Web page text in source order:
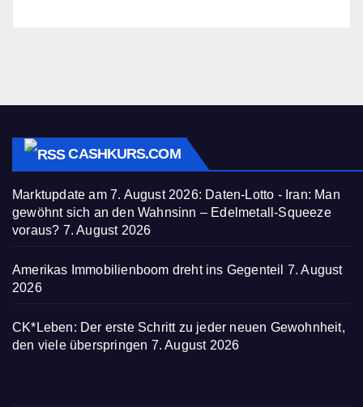
CASHKURS.COM
Marktupdate am 7. August 2026: Daten-Lotto - Iran: Man
gewöhnt sich an den Wahnsinn – Edelmetall-Squeeze
voraus? 7. August 2026
Amerikas Immobilienboom dreht ins Gegenteil 7. August
2026
CK*Leben: Der erste Schritt zu jeder neuen Gewohnheit,
den viele überspringen 7. August 2026